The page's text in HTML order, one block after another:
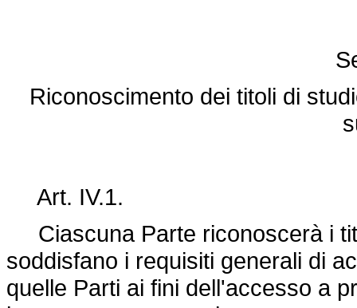
Riconoscimento dei titoli di
Art. IV.1.
Ciascuna Parte riconoscerà i
soddisfano i requisiti generali di
quelle Parti ai fini dell'accesso a